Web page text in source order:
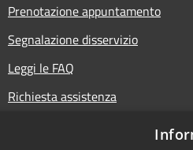
Prenotazione appuntamento
Segnalazione disservizio
Leggi le FAQ
Richiesta assistenza